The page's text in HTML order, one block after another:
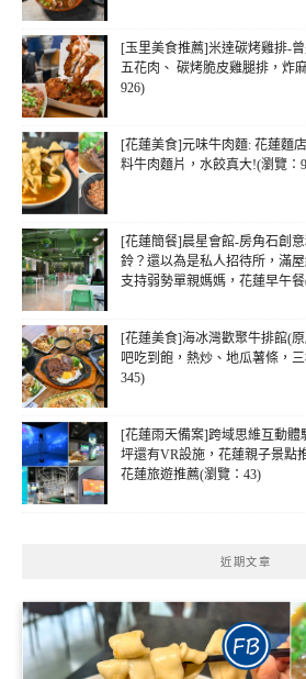
[玉里美食推薦]米達碳烤雞排-
五花肉、 碳烤脆皮雞腿排，炸
926)
[花蓮美食]元味牛肉麵: 花蓮麵
料牛肉麵片，水餃真大!(瀏覽：
[花蓮簡餐]晨星會館-房角石創
鈴？還以為是私人招待所，滿
支持弱勢單親媽媽，花蓮早午
[花蓮美食]海冰灣歡聚牛排館(
吧吃到飽，熱炒、地瓜薯條，
345)
[花蓮雨天備案]跨域思維互動體
坪還有VR設施，花蓮親子景點
花蓮旅遊推薦(瀏覽：43)
近期文章